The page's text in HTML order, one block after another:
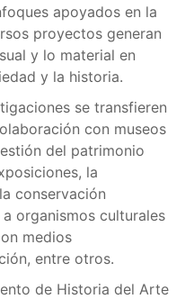
apoyados en la
proyectos generan
y lo material en
y la historia.
se transfieren
con museos
del patrimonio
la
conservación
organismos culturales
medios
entre otros.
de Historia del Arte